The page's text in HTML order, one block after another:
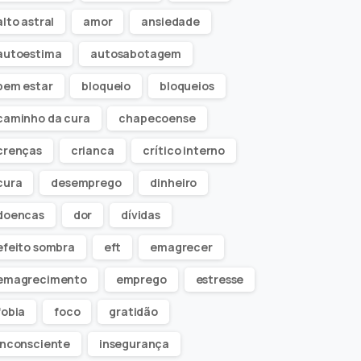
astral amor ansiedade
autosabotagem
estar bloqueio bloqueios
da cura chapecoense
crianca crítico interno
desemprego dinheiro
dor dívidas
sombra eft emagrecer
emprego estresse
foco gratidão
insegurança